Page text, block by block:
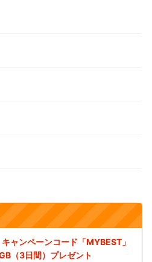
キャンペーンコード「MYBEST」
（3日間）プレゼント